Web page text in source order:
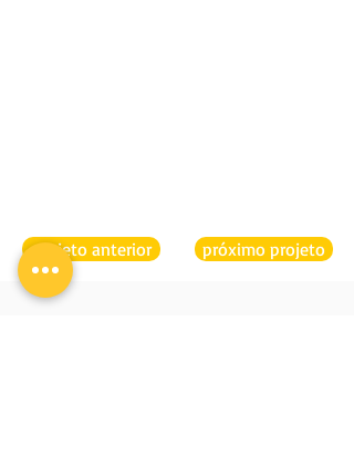
projeto anterior próximo projeto